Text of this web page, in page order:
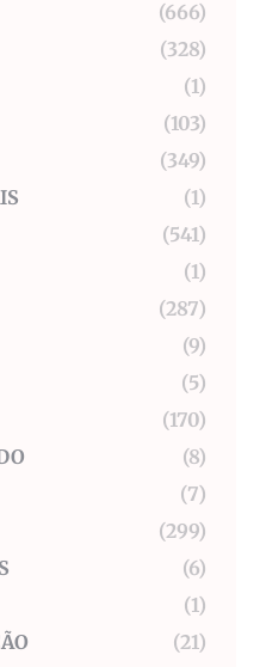
(666)
(328)
(1)
(103)
(349)
(1)
(541)
(1)
(287)
(9)
(5)
(170)
(8)
(7)
(299)
(6)
(1)
(21)